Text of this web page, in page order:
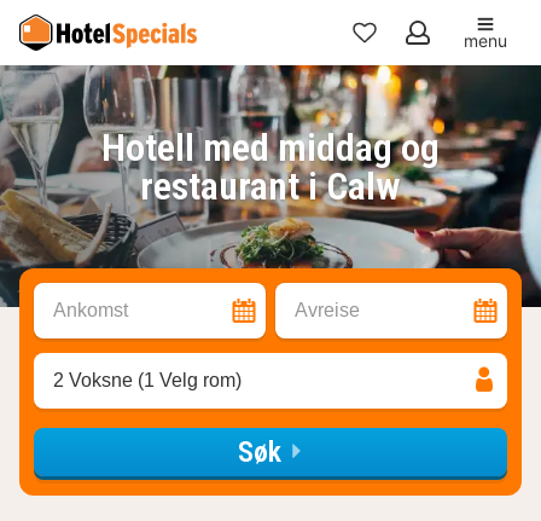
Mine
favoritter
menu
Hotell med middag og
restaurant i Calw
Ankomst Avreise
2 Voksne (1 Velg rom)
Søk